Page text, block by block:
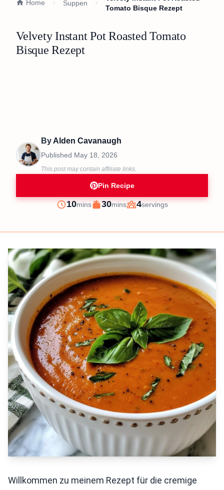
Home Suppen
Tomato Bisque Rezept
Velvety Instant Pot Roasted Tomato
Bisque Rezept
ByAlden Cavanaugh
Published May 18, 2026
This post may contain affiliate links.
Pin Recipe
Prep
10minutes
mins
Cook
30minutes
mins
Servings
4servings
Willkommen zu meinem Rezept für die cremige